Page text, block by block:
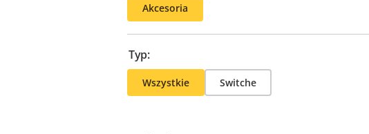
Akcesoria
Typ:
Wszystkie Switche